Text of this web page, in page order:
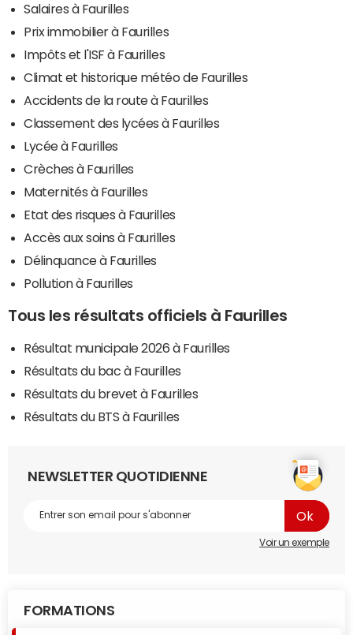
Salaires à Faurilles
Prix immobilier à Faurilles
Impôts et l'ISF à Faurilles
Climat et historique météo de Faurilles
Accidents de la route à Faurilles
Classement des lycées à Faurilles
Lycée à Faurilles
Crèches à Faurilles
Maternités à Faurilles
Etat des risques à Faurilles
Accès aux soins à Faurilles
Délinquance à Faurilles
Pollution à Faurilles
Tous les résultats officiels à Faurilles
Résultat municipale 2026 à Faurilles
Résultats du bac à Faurilles
Résultats du brevet à Faurilles
Résultats du BTS à Faurilles
NEWSLETTER QUOTIDIENNE
Voir un exemple
FORMATIONS